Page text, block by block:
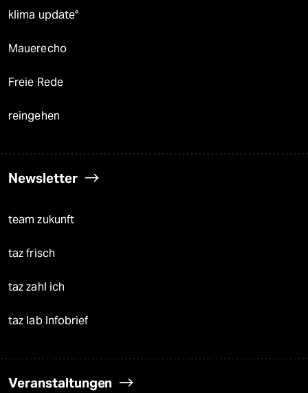
klima update°
Mauerecho
Freie Rede
reingehen
Newsletter
team zukunft
taz frisch
taz zahl ich
taz lab Infobrief
Veranstaltungen